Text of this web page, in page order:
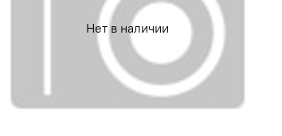
Нет в наличии